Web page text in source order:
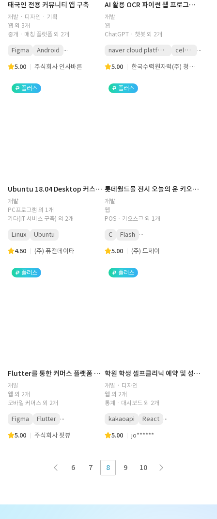
태국인 전용 커뮤니티 앱 구축
개발 · 디자인 · 기획
웹 외 3개
중개ㆍ매칭 플랫폼 외 2개
Figma Android ...
5.00 주식회사 인사바른
AI 활용 OCR 파이썬 웹 프로그램 개발
개발
웹
ChatGPTㆍ챗봇 외 2개
naver cloud platform celery ...
5.00 한국수력원자력(주) 청평양수발전소
플러스
Ubuntu 18.04 Desktop 커스텀 ISO 제작
개발
PC프로그램 외 1개
기타(IT 서비스 구축) 외 2개
Linux
Ubuntu
4.60
(주) 퓨전데이타
플러스
롯데월드몰 전시 오늘의 운 키오스크 프로그램 및 프린팅 시스템 개발
개발
웹
POSㆍ키오스크 외 1개
C Flash ...
5.00 (주) 드제이
플러스
Flutter를 통한 커머스 플랫폼 프론트엔드 사용자 화면 개발 및 관리자 화면 개발 (쇼핑몰, 플러터, 프론트엔드, Frontend)
개발
웹 외 2개
모바일 커머스 외 2개
Figma Flutter ...
5.00 주식회사 핏뷰
플러스
학원 학생 셀프클리닉 예약 및 성적레포트 조회 시스테 ㅁ구축
개발 · 디자인
웹 외 2개
통계ㆍ대시보드 외 2개
kakaoapi React ...
5.00 jo******
6 7 8 9 10